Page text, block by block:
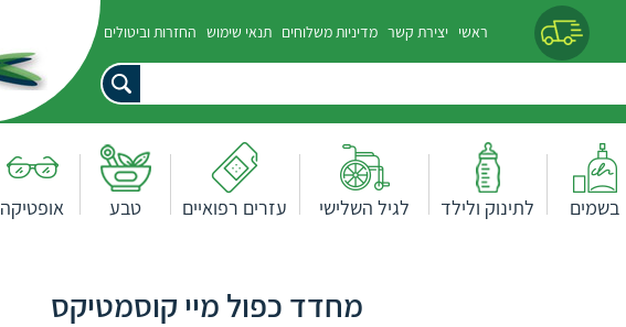
ראשי יצירת קשר מדיניות משלוחים תנאי שימוש החזרות וביטולים
בשמים לתינוק ולילד לגיל השלישי עזרים רפואיים טבע אופטיקה
מחדד כפול מיי קוסמטיקס